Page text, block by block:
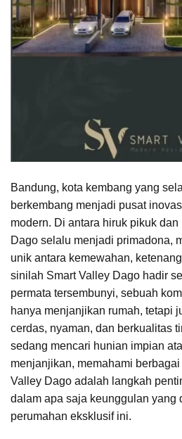
Bandung, kota kembang yang
berkembang menjadi pusat
modern. Di antara hiruk pikuk
Dago selalu menjadi primadona,
unik antara kemewahan,
sinilah Smart Valley Dago hadir
permata tersembunyi, sebuah
hanya menjanjikan rumah, tetapi
cerdas, nyaman, dan berkualitas
sedang mencari hunian impian
menjanjikan, memahami
Valley Dago adalah langkah
dalam apa saja keunggulan yang
perumahan eksklusif ini.